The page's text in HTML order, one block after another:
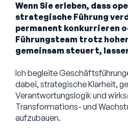
Wenn Sie erleben, dass
strategische Führung
permanent konkurrieren
Führungsteam trotz
gemeinsam steuert,
Ich begleite
dabei, strategische Klarheit,
Verantwortungslogik und
Transformations- und
aufzubauen.